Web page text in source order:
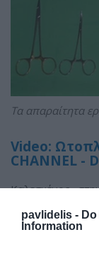
pavlidelis -
Information
Τα απαραίτητα
Video:
CHANNEL -
Kαλεσμένος
Παυλιδέλης
προσπάθειες
τρόπους, ώστε